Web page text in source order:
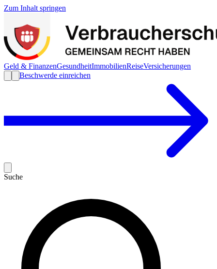
Zum Inhalt springen
Geld & FinanzenGesundheitImmobilienReiseVersicherungen
Beschwerde einreichen
Suche